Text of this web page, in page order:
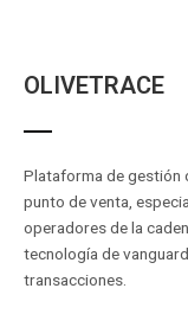
OLIVETRACE
Plataforma de gestión
punto de venta,
operadores de la
tecnología de
transacciones.